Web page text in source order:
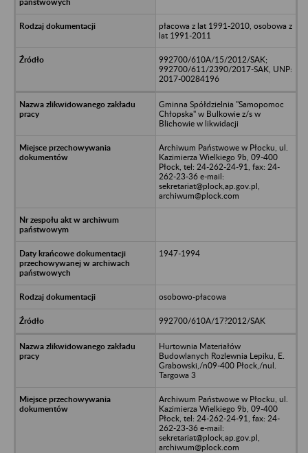
płacowa z lat 1991-2010, osobowa z
lat 1991-2011
992700/610A/15/2012/SAK;
992700/611/2390/2017-SAK, UNP:
2017-00284196
Gminna Spółdzielnia "Samopomoc
Chłopska" w Bulkowie z/s w
Blichowie w likwidacji
Archiwum Państwowe w Płocku, ul.
Kazimierza Wielkiego 9b, 09-400
Płock, tel: 24-262-24-91, fax: 24-
262-23-36 e-mail:
sekretariat@plock,ap.gov.pl,
archiwum@plock.com
1947-1994
osobowo-płacowa
992700/610A/17?2012/SAK
Hurtownia Materiałów
Budowlanych Rozlewnia Lepiku, E.
Grabowski,/n09-400 Płock,/nul.
Targowa 3
Archiwum Państwowe w Płocku, ul.
Kazimierza Wielkiego 9b, 09-400
Płock, tel: 24-262-24-91, fax: 24-
262-23-36 e-mail:
sekretariat@plock,ap.gov.pl,
archiwum@plock.com